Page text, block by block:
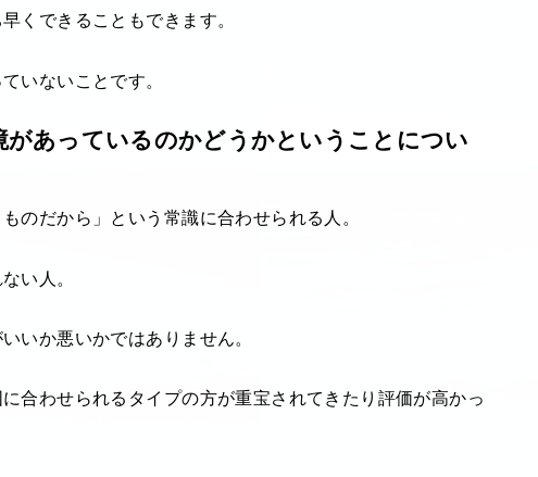
くできることもできます。
いないことです。
があっているのかどうかということについ
のだから」という常識に合わせられる人。
い人。
いか悪いかではありません。
合わせられるタイプの方が重宝されてきたり評価が高かっ